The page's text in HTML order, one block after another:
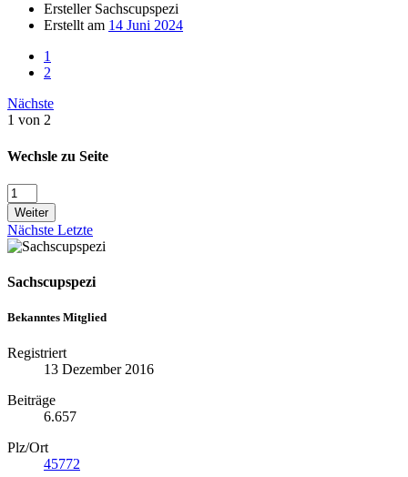
ErstellerSachscupspezi
Erstellt am 14 Juni 2024
1
2
Nächste
1 von 2
Wechsle zu Seite
Weiter
Nächste Letzte
Sachscupspezi
Bekanntes Mitglied
Registriert
13 Dezember 2016
Beiträge
6.657
Plz/Ort
45772